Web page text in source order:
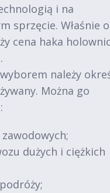
i na
sprzęcie. Właśnie
cena haka
należy
Można go
dużych i ciężkich